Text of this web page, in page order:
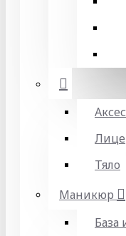
Лице
Тяло
Маникюр
База